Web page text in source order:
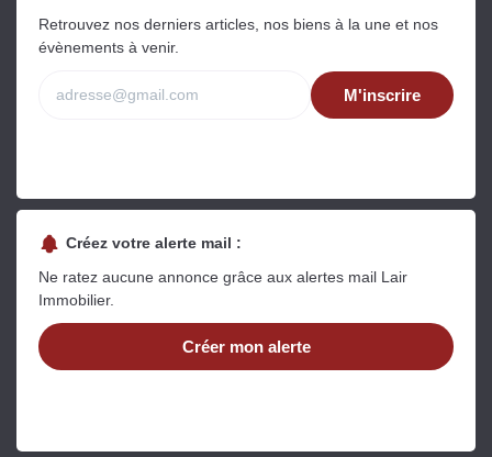
Retrouvez nos derniers articles, nos biens à la une et nos
évènements à venir.
M'inscrire
Créez votre alerte mail :
Ne ratez aucune annonce grâce aux alertes mail Lair
Immobilier.
Créer mon alerte